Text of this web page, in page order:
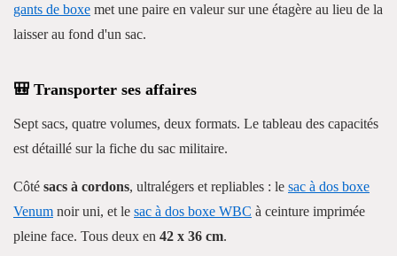
gants de boxe met une paire en valeur sur une étagère au lieu de la
laisser au fond d'un sac.
🎒 Transporter ses affaires
Sept sacs, quatre volumes, deux formats. Le tableau des capacités
est détaillé sur la fiche du sac militaire.
Côté sacs à cordons, ultralégers et repliables : le sac à dos boxe
Venum noir uni, et le sac à dos boxe WBC à ceinture imprimée
pleine face. Tous deux en 42 x 36 cm.